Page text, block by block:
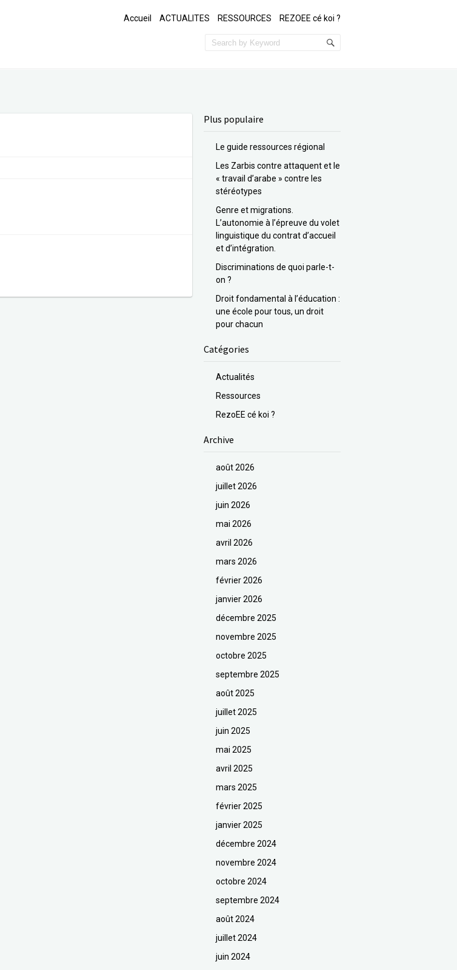
Accueil ACTUALITES RESSOURCES REZOEE cé koi ?
Plus populaire
Le guide ressources régional
Les Zarbis contre attaquent et le
« travail d’arabe » contre les
stéréotypes
Genre et migrations.
L’autonomie à l’épreuve du volet
linguistique du contrat d’accueil
et d’intégration.
Discriminations de quoi parle-t-
on ?
Droit fondamental à l’éducation :
une école pour tous, un droit
pour chacun
Catégories
Actualités
Ressources
RezoEE cé koi ?
Archive
août 2026
juillet 2026
juin 2026
mai 2026
avril 2026
mars 2026
février 2026
janvier 2026
décembre 2025
novembre 2025
octobre 2025
septembre 2025
août 2025
juillet 2025
juin 2025
mai 2025
avril 2025
mars 2025
février 2025
janvier 2025
décembre 2024
novembre 2024
octobre 2024
septembre 2024
août 2024
juillet 2024
juin 2024